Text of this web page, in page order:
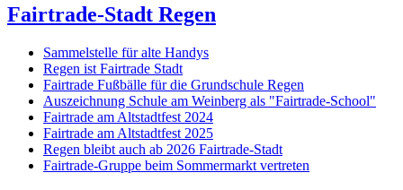
Fairtrade-Stadt Regen
Sammelstelle für alte Handys
Regen ist Fairtrade Stadt
Fairtrade Fußbälle für die Grundschule Regen
Auszeichnung Schule am Weinberg als "Fairtrade-School"
Fairtrade am Altstadtfest 2024
Fairtrade am Altstadtfest 2025
Regen bleibt auch ab 2026 Fairtrade-Stadt
Fairtrade-Gruppe beim Sommermarkt vertreten